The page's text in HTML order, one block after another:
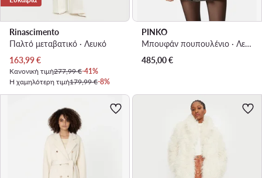
Rinascimento
Παλτό μεταβατικό · Λευκό
Τρέχουσα τιμή
163,99€
Κανονική τιμή277,99 €-41%
Η χαμηλότερη τιμή179,99 €-8%
PINKO
Μπουφάν πουπουλένιο · Λευκό
485,00€